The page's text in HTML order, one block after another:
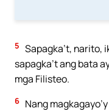
5 Sapagka’t, narito,
sapagka’t ang bata
mga Filisteo.
6 Nang